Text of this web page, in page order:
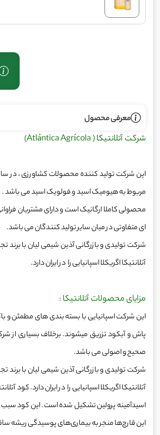
معرفی محصول
شرکت آتلانتیکا ( Atlántica Agrícola)
محصولی کاملا ارگانیک است و دارای مشتریان
ای متفاوتی در میان سایر تولید کنندگان می باشد.
شرکت تولیدی و بازرگانی آذین شیمی لیان با
آتلانتیکا اگریکلا اسپانیایی را در ایران دارد.
مزایای محصولات آتلانتیکا :
این شرکت اسپانیایی با بسته بندی های مطمئن و
پاش و آبکود تزریق میشوند. برخلاف بسیاری
صحیح و اصولی می باشد.
شرکت تولیدی و بازرگانی آذین شیمی لیان با
اسیدآمینه پرولین تشکیل شده است. این کود سبب
این قارچ‌ها منجر به بیماری‌های پوسیدگی ریشه